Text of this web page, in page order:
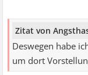
Zitat von
Deswegen habe
um dort